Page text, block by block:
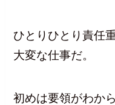
ひとりひとり責任
大変な仕事だ。
初めは要領がわか